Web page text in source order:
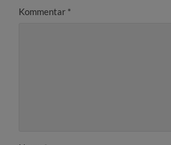
Kommentar *